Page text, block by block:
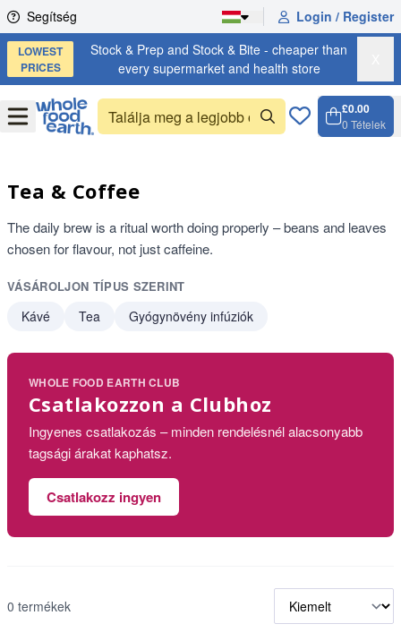
Skip to content
Segítség Login / Register
LOWEST
PRICES
Stock & Prep and Stock & Bite - cheaper than
every supermarket and health store
OpenMenu
£0.00
0 Tételek
Tea & Coffee
The daily brew is a ritual worth doing properly – beans and leaves
chosen for flavour, not just caffeine.
VÁSÁROLJON TÍPUS SZERINT
Kávé Tea Gyógynövény infúziók
WHOLE FOOD EARTH CLUB
Csatlakozzon a Clubhoz
Ingyenes csatlakozás – minden rendelésnél alacsonyabb
tagsági árakat kaphatsz.
Csatlakozz ingyen
0 termékek